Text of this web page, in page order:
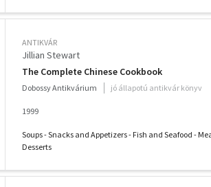
ANTIKVÁR
Jillian Stewart
The Complete Chinese Cookbook
Dobossy Antikvárium jó állapotú antikvár könyv
1999
Soups - Snacks and Appetizers - Fish and Seafood -
Desserts